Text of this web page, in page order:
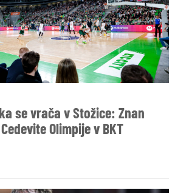
se vrača v Stožice: Znan
Olimpije v BKT